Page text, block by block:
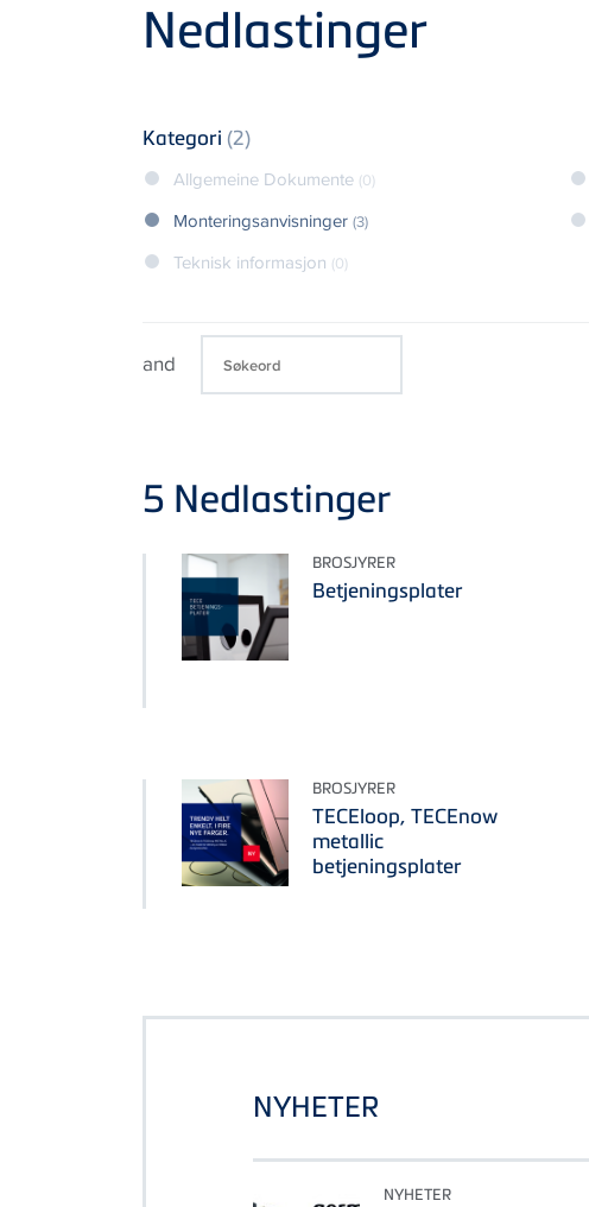
Nedlastinger
Kategori (2)
Allgemeine Dokumente (0)
Monteringsanvisninger (3)
Teknisk informasjon (0)
and
5 Nedlastinger
BROSJYRER
Betjeningsplater
BROSJYRER
TECEloop, TECEnow
metallic
betjeningsplater
NYHETER
NYHETER